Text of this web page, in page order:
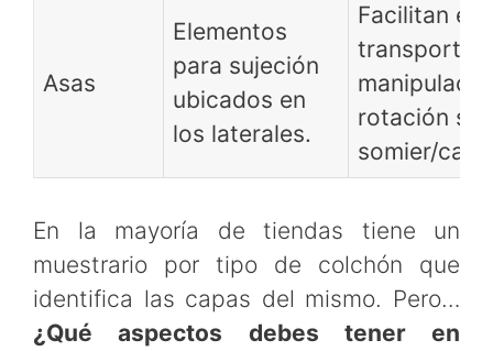
Asas
Elementos
para sujeción
ubicados en
los laterales.
Facilitan el
transporte,
rotación
somier/
En la mayoría de tiendas tiene un
muestrario por tipo de colchón que
identifica las capas del mismo. Pero…
¿Qué aspectos debes tener en